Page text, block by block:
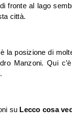
fronte al lago
città.
la posizione di
Manzoni. Qui
su Lecco cosa